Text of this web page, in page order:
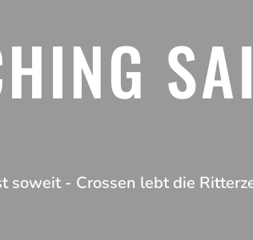
soweit - Crossen lebt die